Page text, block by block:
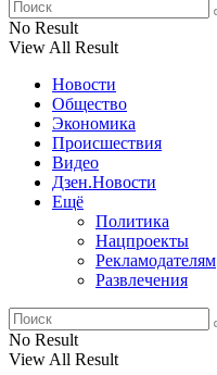
No Result
View All Result
Новости
Общество
Экономика
Происшествия
Видео
Дзен.Новости
Ещё
Политика
Нацпроекты
Рекламодателям
Развлечения
No Result
View All Result